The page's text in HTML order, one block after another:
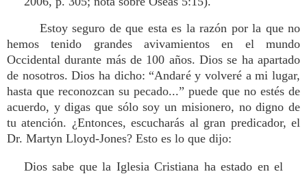
Estoy seguro de que esta es la razón por la que no
hemos tenido grandes avivamientos en el mundo
Occidental durante más de 100 años. Dios se ha apartado
de nosotros. Dios ha dicho: “Andaré y volveré a mi lugar,
hasta que reconozcan su pecado...” puede que no estés de
acuerdo, y digas que sólo soy un misionero, no digno de
tu atención. ¿Entonces, escucharás al gran predicador, el
Dr. Martyn Lloyd-Jones? Esto es lo que dijo:
Dios sabe que la Iglesia Cristiana ha estado en el